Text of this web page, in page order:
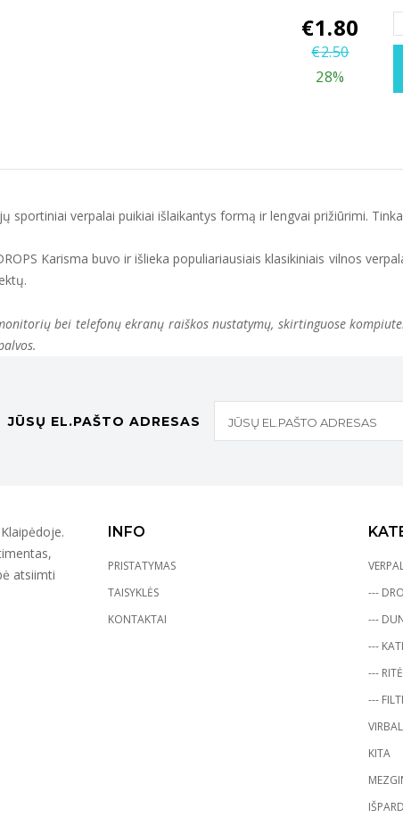
€1.80
€2.50
28%
sportiniai verpalai puikiai išlaikantys formą ir lengvai prižiūrimi.
Karisma buvo ir išlieka populiariausiais klasikiniais vilnos
bei telefonų ekranų raiškos nustatymų, skirtinguose
JŪSŲ EL.PAŠTO ADRESAS
atsiimti
INFO
PRISTATYMAS
TAISYKLĖS
KONTAKTAI
---
---
---
---
---
KITA